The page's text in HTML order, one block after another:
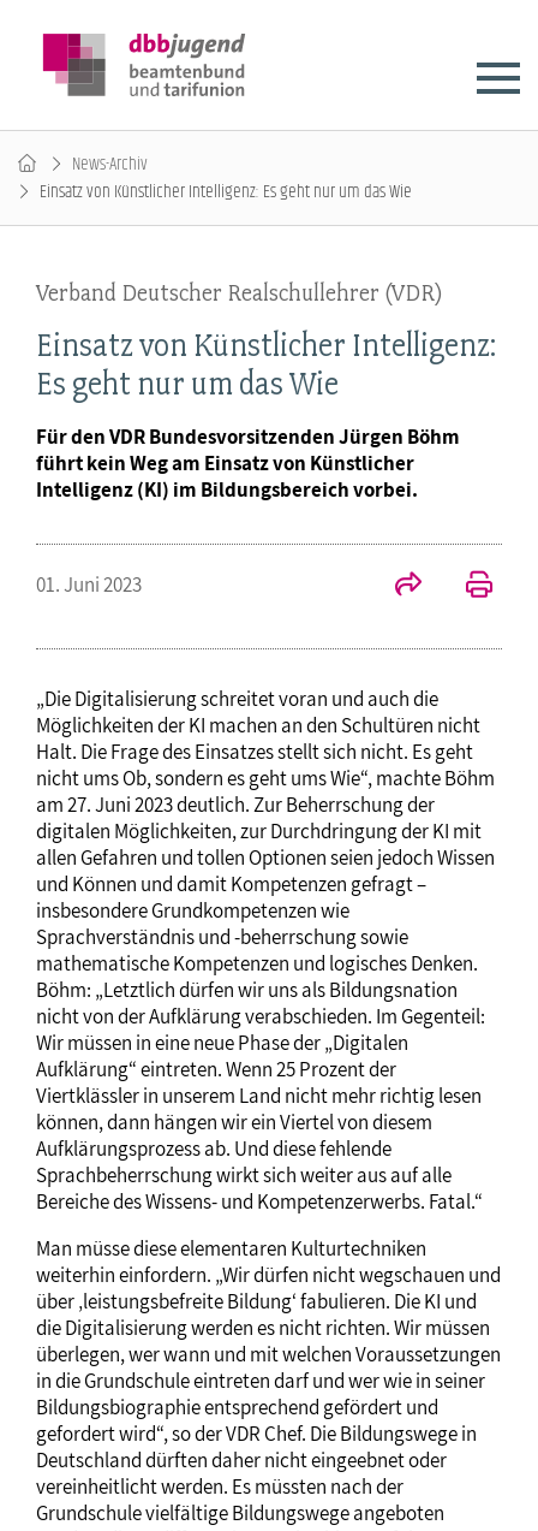
News-Archiv
Einsatz von Künstlicher Intelligenz: Es geht nur um das Wie
Verband Deutscher Realschullehrer (VDR)
Einsatz von Künstlicher Intelligenz:
Es geht nur um das Wie
Für den VDR Bundesvorsitzenden Jürgen Böhm
führt kein Weg am Einsatz von Künstlicher
Intelligenz (KI) im Bildungsbereich vorbei.
01. Juni 2023
„Die Digitalisierung schreitet voran und auch die
Möglichkeiten der KI machen an den Schultüren nicht
Halt. Die Frage des Einsatzes stellt sich nicht. Es geht
nicht ums Ob, sondern es geht ums Wie“, machte Böhm
am 27. Juni 2023 deutlich. Zur Beherrschung der
digitalen Möglichkeiten, zur Durchdringung der KI mit
allen Gefahren und tollen Optionen seien jedoch Wissen
und Können und damit Kompetenzen gefragt –
insbesondere Grundkompetenzen wie
Sprachverständnis und -beherrschung sowie
mathematische Kompetenzen und logisches Denken.
Böhm: „Letztlich dürfen wir uns als Bildungsnation
nicht von der Aufklärung verabschieden. Im Gegenteil:
Wir müssen in eine neue Phase der „Digitalen
Aufklärung“ eintreten. Wenn 25 Prozent der
Viertklässler in unserem Land nicht mehr richtig lesen
können, dann hängen wir ein Viertel von diesem
Aufklärungsprozess ab. Und diese fehlende
Sprachbeherrschung wirkt sich weiter aus auf alle
Bereiche des Wissens- und Kompetenzerwerbs. Fatal.“
Man müsse diese elementaren Kulturtechniken
weiterhin einfordern. „Wir dürfen nicht wegschauen und
über ‚leistungsbefreite Bildung‘ fabulieren. Die KI und
die Digitalisierung werden es nicht richten. Wir müssen
überlegen, wer wann und mit welchen Voraussetzungen
in die Grundschule eintreten darf und wer wie in seiner
Bildungsbiographie entsprechend gefördert und
gefordert wird“, so der VDR Chef. Die Bildungswege in
Deutschland dürften daher nicht eingeebnet oder
vereinheitlicht werden. Es müssten nach der
Grundschule vielfältige Bildungswege angeboten